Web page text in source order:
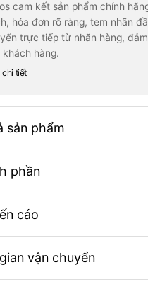
Điểm
MAC
Studio
Radiance
24HR
Lift
cam kết sản phẩm chính
hóa đơn rõ ràng, tem nhãn
trực tiếp từ nhãn hàng,
khách hàng.
chi tiết
sản phẩm
phần
cáo
vận chuyển